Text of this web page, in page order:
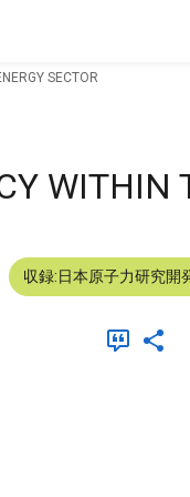
SECTOR
WITHIN
収録:日本原子力研究開